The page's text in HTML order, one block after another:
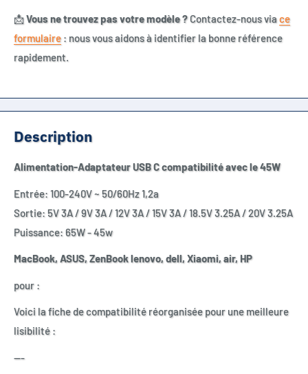
📩Vous ne trouvez pas votre modèle ?Contactez-nous viace
formulaire : nous vous aidons à identifier la bonne référence
rapidement.
Description
Alimentation-Adaptateur USB C compatibilité avec le 45W
Entrée: 100-240V ~ 50/60Hz 1,2a
Sortie: 5V 3A / 9V 3A / 12V 3A / 15V 3A / 18.5V 3.25A / 20V 3.25A
Puissance: 65W - 45w
MacBook, ASUS, ZenBook lenovo, dell, Xiaomi, air, HP
pour :
Voici la fiche de compatibilité réorganisée pour une meilleure
lisibilité :
---